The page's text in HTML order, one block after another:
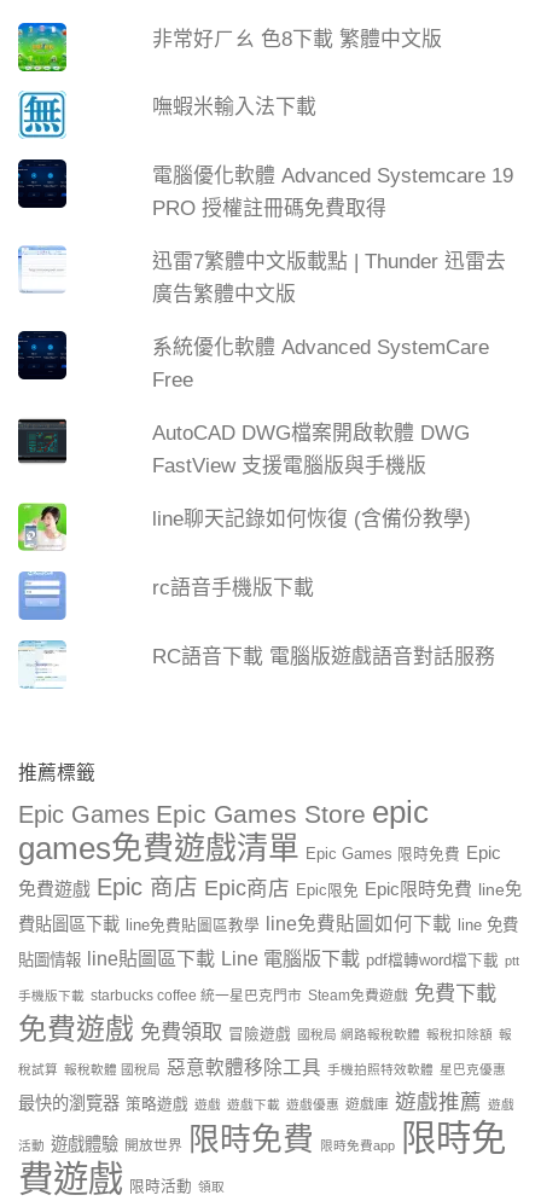
非常好ㄏㄠ 色8下載 繁體中文版
嘸蝦米輸入法下載
電腦優化軟體 Advanced Systemcare 19
PRO 授權註冊碼免費取得
迅雷7繁體中文版載點 | Thunder 迅雷去
廣告繁體中文版
系統優化軟體 Advanced SystemCare
Free
AutoCAD DWG檔案開啟軟體 DWG
FastView 支援電腦版與手機版
line聊天記錄如何恢復 (含備份教學)
rc語音手機版下載
RC語音下載 電腦版遊戲語音對話服務
推薦標籤
Epic Games Epic Games Store epic
games免費遊戲清單 Epic Games 限時免費 Epic
免費遊戲 Epic 商店 Epic商店 Epic限免 Epic限時免費 line免
費貼圖區下載
line免費貼圖區教學 line免費貼圖如何下載
line 免費
貼圖情報
line貼圖區下載 Line 電腦版下載 pdf檔轉word檔下載 ptt
手機版下載 starbucks coffee 統一星巴克門市 Steam免費遊戲 免費下載
免費遊戲 免費領取 冒險遊戲 國稅局 網路報稅軟體 報稅扣除額 報
稅試算 報稅軟體 國稅局 惡意軟體移除工具 手機拍照特效軟體 星巴克優惠
最快的瀏覽器 策略遊戲 遊戲 遊戲下載 遊戲優惠 遊戲庫 遊戲推薦 遊戲
活動 遊戲體驗 開放世界 限時免費 限時免費app
限時免
費遊戲 限時活動 領取